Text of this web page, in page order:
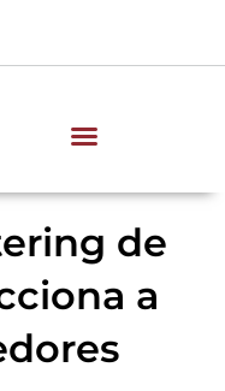
de
a